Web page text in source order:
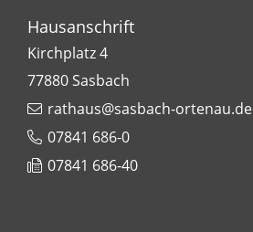
Hausanschrift
Kirchplatz 4
77880Sasbach
rathaus@sasbach-ortenau.de
07841 686-0
07841 686-40